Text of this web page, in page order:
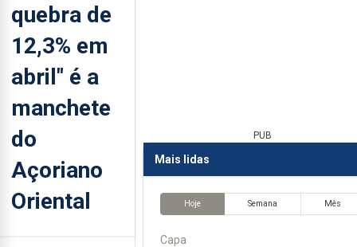
quebra de
12,3% em
abril" é a
manchete
do
Açoriano
Oriental
PUB
Mais lidas
Hoje Semana Mês
Capa